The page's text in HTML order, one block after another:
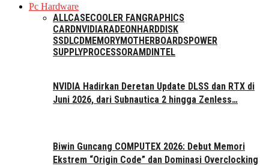
Pc Hardware
ALLCASECOOLER FANGRAPHICS
CARDNVIDIARADEONHARDDISK
SSDLCDMEMORYMOTHERBOARDSPOWER
SUPPLYPROCESSORAMDINTEL
NVIDIA Hadirkan Deretan Update DLSS dan RTX di
Juni 2026, dari Subnautica 2 hingga Zenless…
Biwin Guncang COMPUTEX 2026: Debut Memori
Ekstrem “Origin Code” dan Dominasi Overclocking